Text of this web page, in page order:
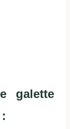
galette